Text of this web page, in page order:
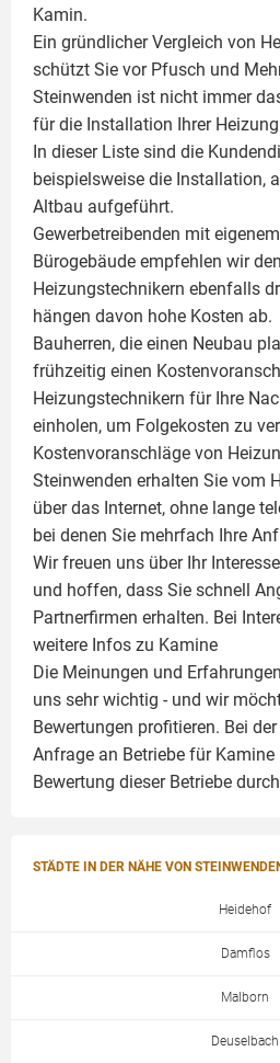
Kamin.
Ein gründlicher Vergleich von
schützt Sie vor Pfusch und
Steinwenden ist nicht immer
für die Installation Ihrer
In dieser Liste sind die
beispielsweise die Installation,
Altbau aufgeführt.
Gewerbetreibenden mit
Bürogebäude empfehlen wir
Heizungstechnikern ebenfalls
hängen davon hohe Kosten ab.
Bauherren, die einen Neubau
frühzeitig einen
Heizungstechnikern für Ihre
einholen, um Folgekosten zu
Kostenvoranschläge von
Steinwenden erhalten Sie vom
über das Internet, ohne lange
bei denen Sie mehrfach Ihre
Wir freuen uns über Ihr
und hoffen, dass Sie schnell
Partnerfirmen erhalten. Bei
weitere Infos zu Kamine
Die Meinungen und
uns sehr wichtig - und wir
Bewertungen profitieren. Bei
Anfrage an Betriebe für
Bewertung dieser Betriebe
STÄDTE IN DER NÄHE VON
Heidehof
Damflos
Malborn
Deuselbach